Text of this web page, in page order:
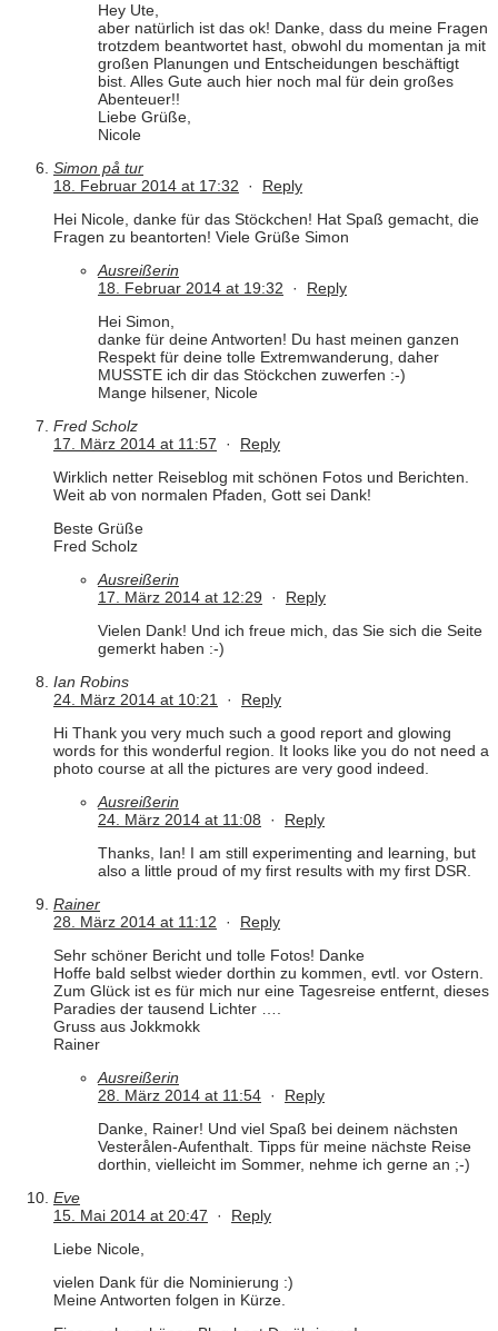
Hey Ute,
aber natürlich ist das ok! Danke, dass du meine Fragen
trotzdem beantwortet hast, obwohl du momentan ja mit
großen Planungen und Entscheidungen beschäftigt
bist. Alles Gute auch hier noch mal für dein großes
Abenteuer!!
Liebe Grüße,
Nicole
Simon på tur
18. Februar 2014 at 17:32 · Reply
Hei Nicole, danke für das Stöckchen! Hat Spaß gemacht, die
Fragen zu beantorten! Viele Grüße Simon
Ausreißerin
18. Februar 2014 at 19:32 · Reply
Hei Simon,
danke für deine Antworten! Du hast meinen ganzen
Respekt für deine tolle Extremwanderung, daher
MUSSTE ich dir das Stöckchen zuwerfen :-)
Mange hilsener, Nicole
Fred Scholz
17. März 2014 at 11:57 · Reply
Wirklich netter Reiseblog mit schönen Fotos und Berichten.
Weit ab von normalen Pfaden, Gott sei Dank!
Beste Grüße
Fred Scholz
Ausreißerin
17. März 2014 at 12:29 · Reply
Vielen Dank! Und ich freue mich, das Sie sich die Seite
gemerkt haben :-)
Ian Robins
24. März 2014 at 10:21 · Reply
Hi Thank you very much such a good report and glowing
words for this wonderful region. It looks like you do not need a
photo course at all the pictures are very good indeed.
Ausreißerin
24. März 2014 at 11:08 · Reply
Thanks, Ian! I am still experimenting and learning, but
also a little proud of my first results with my first DSR.
Rainer
28. März 2014 at 11:12 · Reply
Sehr schöner Bericht und tolle Fotos! Danke
Hoffe bald selbst wieder dorthin zu kommen, evtl. vor Ostern.
Zum Glück ist es für mich nur eine Tagesreise entfernt, dieses
Paradies der tausend Lichter ….
Gruss aus Jokkmokk
Rainer
Ausreißerin
28. März 2014 at 11:54 · Reply
Danke, Rainer! Und viel Spaß bei deinem nächsten
Vesterålen-Aufenthalt. Tipps für meine nächste Reise
dorthin, vielleicht im Sommer, nehme ich gerne an ;-)
Eve
15. Mai 2014 at 20:47 · Reply
Liebe Nicole,
vielen Dank für die Nominierung :)
Meine Antworten folgen in Kürze.